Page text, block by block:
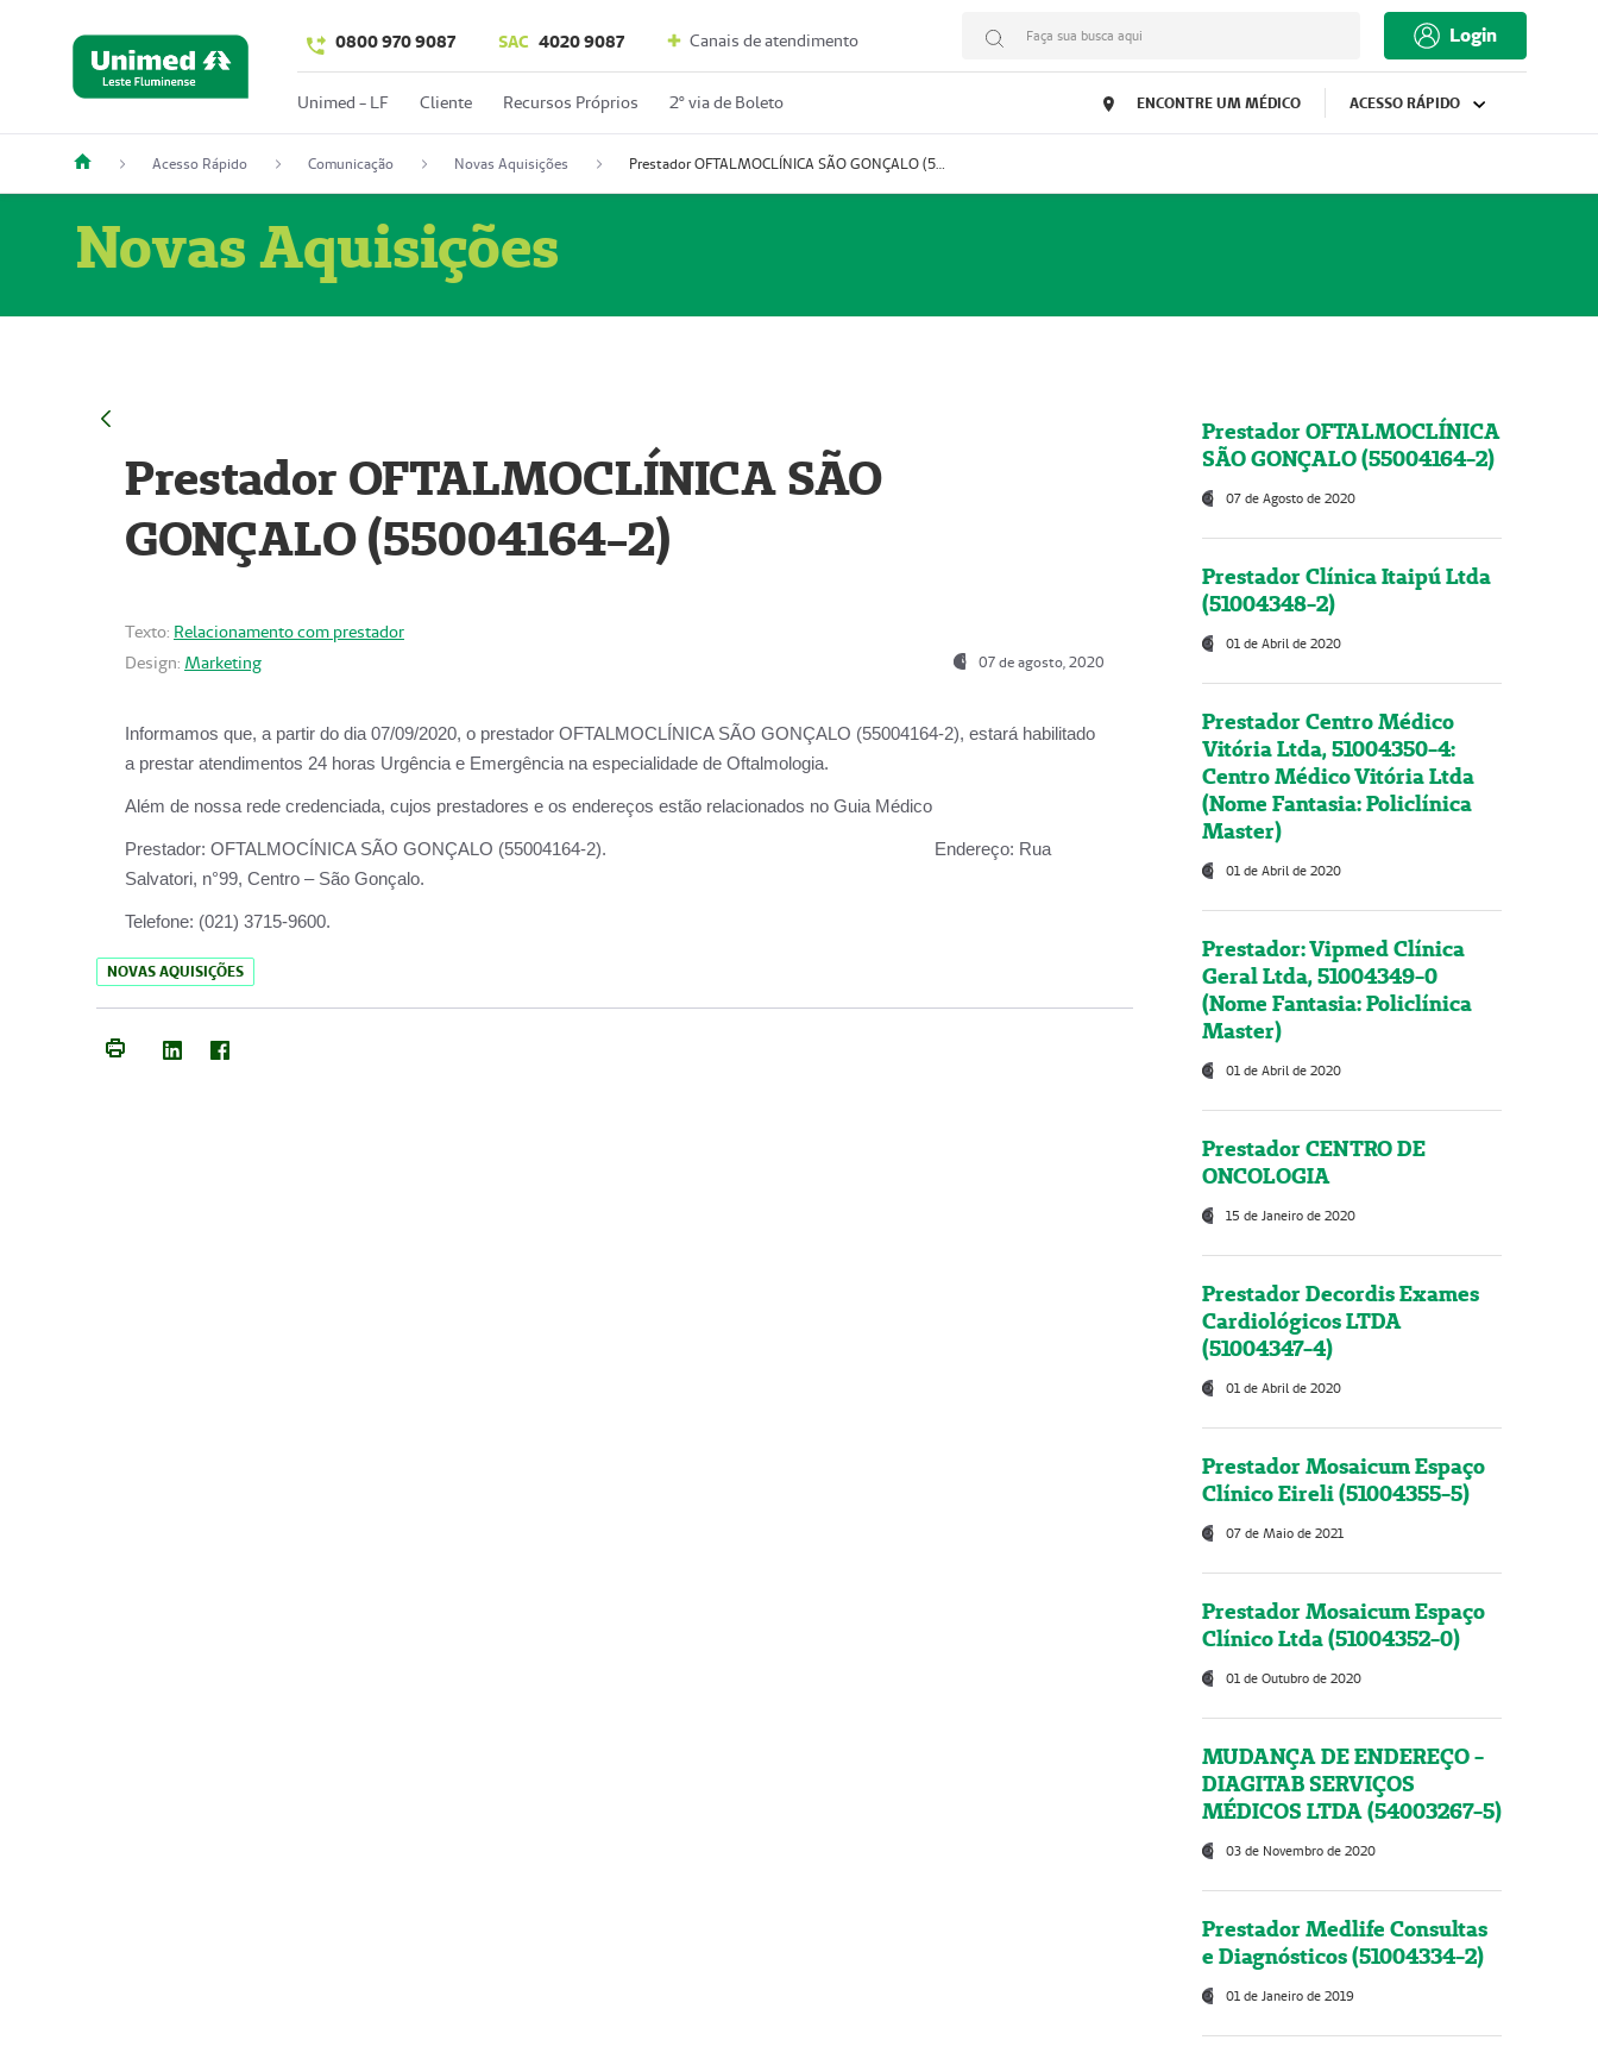
0800 970 9087 SAC 4020 9087 Canais de atendimento Faça sua busca aqui Login
Unimed - LF Cliente Recursos Próprios 2º via de Boleto ENCONTRE UM MÉDICO ACESSO RÁPIDO
Acesso Rápido Comunicação Novas Aquisições Prestador OFTALMOCLÍNICA SÃO GONÇALO (55004164-2)
Novas Aquisições
Prestador OFTALMOCLÍNICA SÃO
GONÇALO (55004164-2)
Texto: Relacionamento com prestador
Design: Marketing 07 de agosto, 2020
Informamos que, a partir do dia 07/09/2020, o prestador OFTALMOCLÍNICA SÃO GONÇALO (55004164-2), estará habilitado
a prestar atendimentos 24 horas Urgência e Emergência na especialidade de Oftalmologia.
Além de nossa rede credenciada, cujos prestadores e os endereços estão relacionados no Guia Médico
Prestador: OFTALMOCÍNICA SÃO GONÇALO (55004164-2). Endereço: Rua
Salvatori, n°99, Centro – São Gonçalo.
Telefone: (021) 3715-9600.
NOVAS AQUISIÇÕES
Prestador OFTALMOCLÍNICA
SÃO GONÇALO (55004164-2)
07 de Agosto de 2020
Prestador Clínica Itaipú Ltda
(51004348-2)
01 de Abril de 2020
Prestador Centro Médico
Vitória Ltda, 51004350-4:
Centro Médico Vitória Ltda
(Nome Fantasia: Policlínica
Master)
01 de Abril de 2020
Prestador: Vipmed Clínica
Geral Ltda, 51004349-0
(Nome Fantasia: Policlínica
Master)
01 de Abril de 2020
Prestador CENTRO DE
ONCOLOGIA
15 de Janeiro de 2020
Prestador Decordis Exames
Cardiológicos LTDA
(51004347-4)
01 de Abril de 2020
Prestador Mosaicum Espaço
Clínico Eireli (51004355-5)
07 de Maio de 2021
Prestador Mosaicum Espaço
Clínico Ltda (51004352-0)
01 de Outubro de 2020
MUDANÇA DE ENDEREÇO -
DIAGITAB SERVIÇOS
MÉDICOS LTDA (54003267-5)
03 de Novembro de 2020
Prestador Medlife Consultas
e Diagnósticos (51004334-2)
01 de Janeiro de 2019